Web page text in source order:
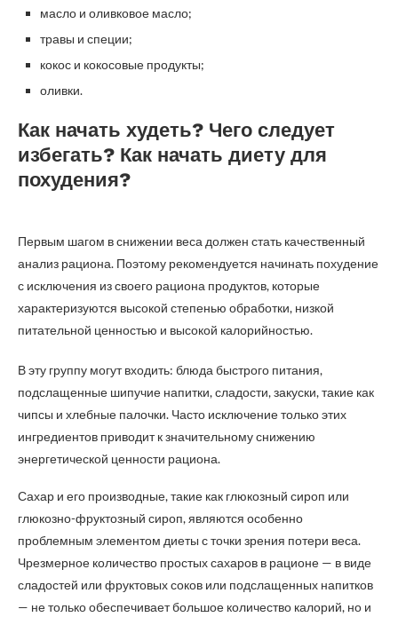
масло и оливковое масло;
травы и специи;
кокос и кокосовые продукты;
оливки.
Как начать худеть? Чего следует
избегать? Как начать диету для
похудения?
Первым шагом в снижении веса должен стать качественный
анализ рациона. Поэтому рекомендуется начинать похудение
с исключения из своего рациона продуктов, которые
характеризуются высокой степенью обработки, низкой
питательной ценностью и высокой калорийностью.
В эту группу могут входить: блюда быстрого питания,
подслащенные шипучие напитки, сладости, закуски, такие как
чипсы и хлебные палочки. Часто исключение только этих
ингредиентов приводит к значительному снижению
энергетической ценности рациона.
Сахар и его производные, такие как глюкозный сироп или
глюкозно-фруктозный сироп, являются особенно
проблемным элементом диеты с точки зрения потери веса.
Чрезмерное количество простых сахаров в рационе — в виде
сладостей или фруктовых соков или подслащенных напитков
— не только обеспечивает большое количество калорий, но и